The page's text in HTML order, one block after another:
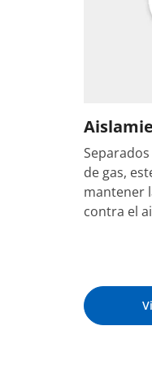
de gas,
mantener
contra el